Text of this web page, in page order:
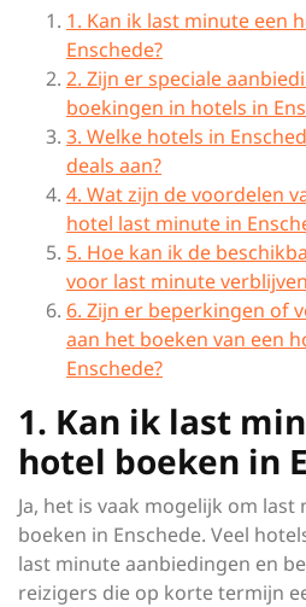
1. Kan ik last minute een
Enschede?
2. Zijn er speciale
boekingen in hotels in
3. Welke hotels in
deals aan?
4. Wat zijn de voordelen
hotel last minute in
5. Hoe kan ik de
voor last minute
6. Zijn er beperkingen of
aan het boeken van een
Enschede?
1. Kan ik last
hotel boeken in
Ja, het is vaak mogelijk om
boeken in Enschede. Veel
last minute aanbiedingen en
reizigers die op korte termijn